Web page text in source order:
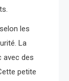
les
La
avec des
petite